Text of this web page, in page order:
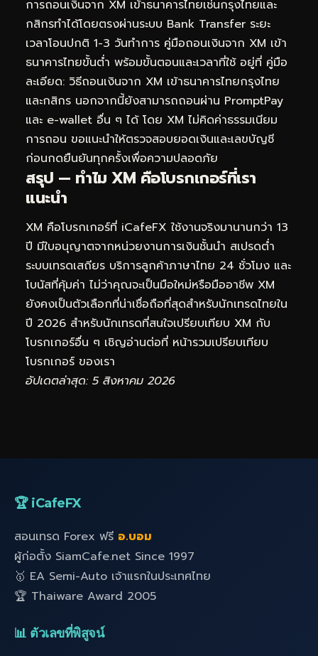
การถอนเงินจาก XM เข้าธนาคารไทยเช่นกรุงไทยและ
กสิกรทำได้โดยตรงผ่านระบบ Bank Transfer ระยะ
เวลาโอนปกติ 1-3 วันทำการ คู่มือถอนเงินจาก XM เข้า
ธนาคารไทยขั้นต่ำ พร้อมขั้นตอนและเวลาที่ใช้ อยู่ที่ คู่มือ
ละเอียด: วิธีถอนเงินจาก XM เข้าธนาคารไทยกรุงไทย
และกสิกร นอกจากนี้ยังสามารถถอนผ่าน PromptPay
และ e-wallet อื่น ๆ ได้ โดย XM ไม่คิดค่าธรรมเนียม
การถอน ขอแนะนำให้ตรวจสอบยอดเงินและเลขบัญชี
ก่อนกดยืนยันทุกครั้งเพื่อความปลอดภัย
สรุป — ทำไม XM คือโบรกเกอร์ที่เรา
แนะนำ
XM คือโบรกเกอร์ที่ iCafeFX ใช้งานจริงมานานกว่า 13
ปี มีใบอนุญาตจากหน่วยงานการเงินชั้นนำ สเปรดต่ำ
ระบบเทรดเสถียร บริการลูกค้าภาษาไทย 24 ชั่วโมง และ
โบนัสที่คุ้มค่า ไม่ว่าคุณจะเป็นมือใหม่หรือมืออาชีพ XM
ยังคงเป็นตัวเลือกที่น่าเชื่อถือที่สุดสำหรับนักเทรดไทยใน
ปี 2026 สำหรับนักเทรดที่สนใจเปรียบเทียบ XM กับ
โบรกเกอร์อื่น ๆ เชิญอ่านต่อที่ หน้ารวมเปรียบเทียบ
โบรกเกอร์ ของเรา
อัปเดตล่าสุด: 5 สิงหาคม 2026
🏆 iCafeFX
สอนเทรด Forex ฟรี อ.บอม
ผู้ก่อตั้ง SiamCafe.net Since 1997
🥇 EA Semi-Auto เจ้าแรกในประเทศไทย
🏆 Thaiware Award 2005
📊 ตัวเลขที่พิสูจน์